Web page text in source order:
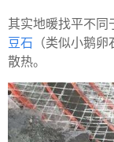
其实地暖找平不
豆石 （类似小鹅
散热。